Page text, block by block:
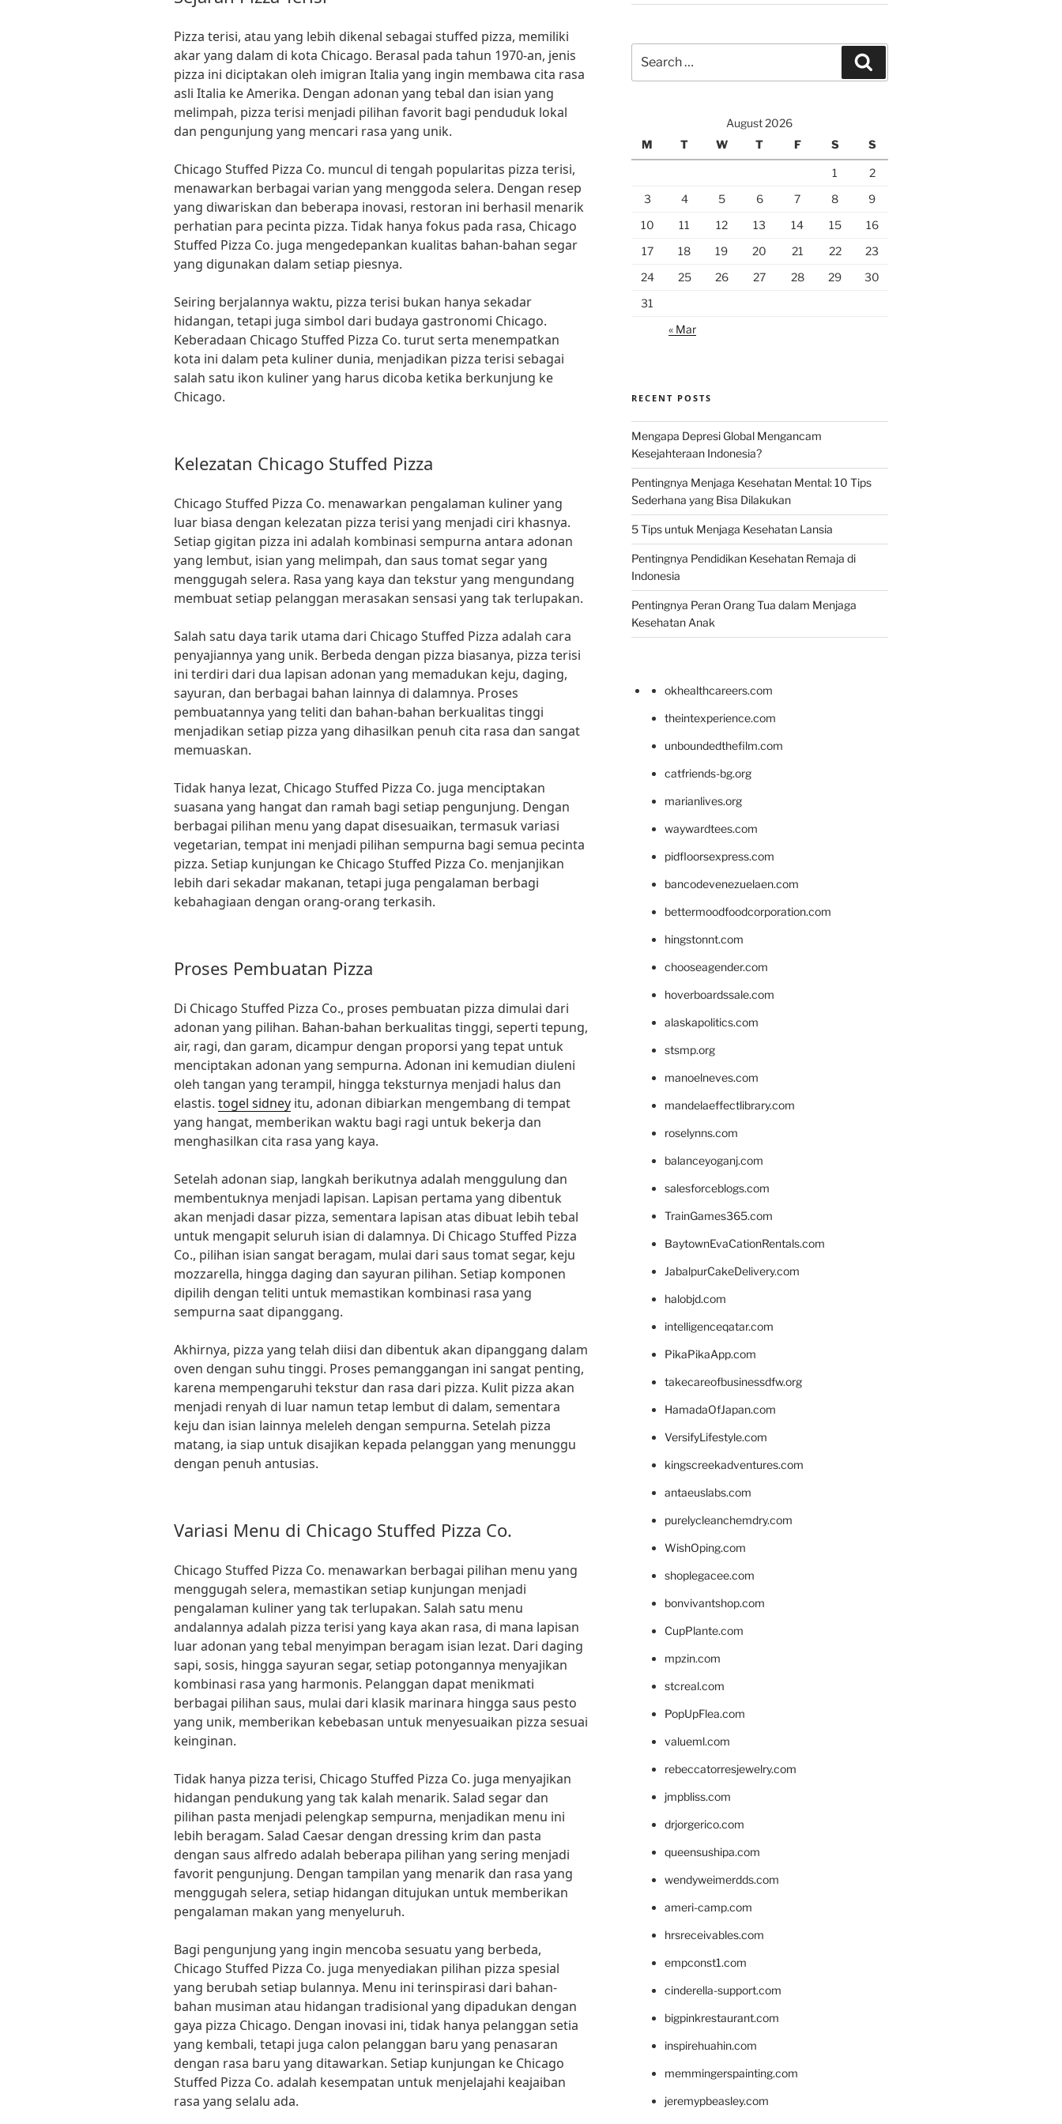
Pizza terisi, atau yang lebih dikenal sebagai stuffed pizza, memiliki
akar yang dalam di kota Chicago. Berasal pada tahun 1970-an, jenis
pizza ini diciptakan oleh imigran Italia yang ingin membawa cita rasa
asli Italia ke Amerika. Dengan adonan yang tebal dan isian yang
melimpah, pizza terisi menjadi pilihan favorit bagi penduduk lokal
dan pengunjung yang mencari rasa yang unik.
Chicago Stuffed Pizza Co. muncul di tengah popularitas pizza terisi,
menawarkan berbagai varian yang menggoda selera. Dengan resep
yang diwariskan dan beberapa inovasi, restoran ini berhasil menarik
perhatian para pecinta pizza. Tidak hanya fokus pada rasa, Chicago
Stuffed Pizza Co. juga mengedepankan kualitas bahan-bahan segar
yang digunakan dalam setiap piesnya.
Seiring berjalannya waktu, pizza terisi bukan hanya sekadar
hidangan, tetapi juga simbol dari budaya gastronomi Chicago.
Keberadaan Chicago Stuffed Pizza Co. turut serta menempatkan
kota ini dalam peta kuliner dunia, menjadikan pizza terisi sebagai
salah satu ikon kuliner yang harus dicoba ketika berkunjung ke
Chicago.
Kelezatan Chicago Stuffed Pizza
Chicago Stuffed Pizza Co. menawarkan pengalaman kuliner yang
luar biasa dengan kelezatan pizza terisi yang menjadi ciri khasnya.
Setiap gigitan pizza ini adalah kombinasi sempurna antara adonan
yang lembut, isian yang melimpah, dan saus tomat segar yang
menggugah selera. Rasa yang kaya dan tekstur yang mengundang
membuat setiap pelanggan merasakan sensasi yang tak terlupakan.
Salah satu daya tarik utama dari Chicago Stuffed Pizza adalah cara
penyajiannya yang unik. Berbeda dengan pizza biasanya, pizza terisi
ini terdiri dari dua lapisan adonan yang memadukan keju, daging,
sayuran, dan berbagai bahan lainnya di dalamnya. Proses
pembuatannya yang teliti dan bahan-bahan berkualitas tinggi
menjadikan setiap pizza yang dihasilkan penuh cita rasa dan sangat
memuaskan.
Tidak hanya lezat, Chicago Stuffed Pizza Co. juga menciptakan
suasana yang hangat dan ramah bagi setiap pengunjung. Dengan
berbagai pilihan menu yang dapat disesuaikan, termasuk variasi
vegetarian, tempat ini menjadi pilihan sempurna bagi semua pecinta
pizza. Setiap kunjungan ke Chicago Stuffed Pizza Co. menjanjikan
lebih dari sekadar makanan, tetapi juga pengalaman berbagi
kebahagiaan dengan orang-orang terkasih.
Proses Pembuatan Pizza
Di Chicago Stuffed Pizza Co., proses pembuatan pizza dimulai dari
adonan yang pilihan. Bahan-bahan berkualitas tinggi, seperti tepung,
air, ragi, dan garam, dicampur dengan proporsi yang tepat untuk
menciptakan adonan yang sempurna. Adonan ini kemudian diuleni
oleh tangan yang terampil, hingga teksturnya menjadi halus dan
elastis. togel sidney itu, adonan dibiarkan mengembang di tempat
yang hangat, memberikan waktu bagi ragi untuk bekerja dan
menghasilkan cita rasa yang kaya.
Setelah adonan siap, langkah berikutnya adalah menggulung dan
membentuknya menjadi lapisan. Lapisan pertama yang dibentuk
akan menjadi dasar pizza, sementara lapisan atas dibuat lebih tebal
untuk mengapit seluruh isian di dalamnya. Di Chicago Stuffed Pizza
Co., pilihan isian sangat beragam, mulai dari saus tomat segar, keju
mozzarella, hingga daging dan sayuran pilihan. Setiap komponen
dipilih dengan teliti untuk memastikan kombinasi rasa yang
sempurna saat dipanggang.
Akhirnya, pizza yang telah diisi dan dibentuk akan dipanggang dalam
oven dengan suhu tinggi. Proses pemanggangan ini sangat penting,
karena mempengaruhi tekstur dan rasa dari pizza. Kulit pizza akan
menjadi renyah di luar namun tetap lembut di dalam, sementara
keju dan isian lainnya meleleh dengan sempurna. Setelah pizza
matang, ia siap untuk disajikan kepada pelanggan yang menunggu
dengan penuh antusias.
Variasi Menu di Chicago Stuffed Pizza Co.
Chicago Stuffed Pizza Co. menawarkan berbagai pilihan menu yang
menggugah selera, memastikan setiap kunjungan menjadi
pengalaman kuliner yang tak terlupakan. Salah satu menu
andalannya adalah pizza terisi yang kaya akan rasa, di mana lapisan
luar adonan yang tebal menyimpan beragam isian lezat. Dari daging
sapi, sosis, hingga sayuran segar, setiap potongannya menyajikan
kombinasi rasa yang harmonis. Pelanggan dapat menikmati
berbagai pilihan saus, mulai dari klasik marinara hingga saus pesto
yang unik, memberikan kebebasan untuk menyesuaikan pizza sesuai
keinginan.
Tidak hanya pizza terisi, Chicago Stuffed Pizza Co. juga menyajikan
hidangan pendukung yang tak kalah menarik. Salad segar dan
pilihan pasta menjadi pelengkap sempurna, menjadikan menu ini
lebih beragam. Salad Caesar dengan dressing krim dan pasta
dengan saus alfredo adalah beberapa pilihan yang sering menjadi
favorit pengunjung. Dengan tampilan yang menarik dan rasa yang
menggugah selera, setiap hidangan ditujukan untuk memberikan
pengalaman makan yang menyeluruh.
Bagi pengunjung yang ingin mencoba sesuatu yang berbeda,
Chicago Stuffed Pizza Co. juga menyediakan pilihan pizza spesial
yang berubah setiap bulannya. Menu ini terinspirasi dari bahan-
bahan musiman atau hidangan tradisional yang dipadukan dengan
gaya pizza Chicago. Dengan inovasi ini, tidak hanya pelanggan setia
yang kembali, tetapi juga calon pelanggan baru yang penasaran
dengan rasa baru yang ditawarkan. Setiap kunjungan ke Chicago
Stuffed Pizza Co. adalah kesempatan untuk menjelajahi keajaiban
rasa yang selalu ada.
for:
August 2026
M
T W T F S S
1
2
3
4 5 6 7 8
9
10
11 12 13 14 15
16
17
18 19 20 21 22
23
24
25 26 27 28 29
30
31
« Mar
RECENT POSTS
Mengapa Depresi Global Mengancam
Kesejahteraan Indonesia?
Pentingnya Menjaga Kesehatan Mental: 10 Tips
Sederhana yang Bisa Dilakukan
5 Tips untuk Menjaga Kesehatan Lansia
Pentingnya Pendidikan Kesehatan Remaja di
Indonesia
Pentingnya Peran Orang Tua dalam Menjaga
Kesehatan Anak
okhealthcareers.com
theintexperience.com
unboundedthefilm.com
catfriends-bg.org
marianlives.org
waywardtees.com
pidfloorsexpress.com
bancodevenezuelaen.com
bettermoodfoodcorporation.com
hingstonnt.com
chooseagender.com
hoverboardssale.com
alaskapolitics.com
stsmp.org
manoelneves.com
mandelaeffectlibrary.com
roselynns.com
balanceyoganj.com
salesforceblogs.com
TrainGames365.com
BaytownEvaCationRentals.com
JabalpurCakeDelivery.com
halobjd.com
intelligenceqatar.com
PikaPikaApp.com
takecareofbusinessdfw.org
HamadaOfJapan.com
VersifyLifestyle.com
kingscreekadventures.com
antaeuslabs.com
purelycleanchemdry.com
WishOping.com
shoplegacee.com
bonvivantshop.com
CupPlante.com
mpzin.com
stcreal.com
PopUpFlea.com
valueml.com
rebeccatorresjewelry.com
jmpbliss.com
drjorgerico.com
queensushipa.com
wendyweimerdds.com
ameri-camp.com
hrsreceivables.com
empconst1.com
cinderella-support.com
bigpinkrestaurant.com
inspirehuahin.com
memmingerspainting.com
jeremypbeasley.com